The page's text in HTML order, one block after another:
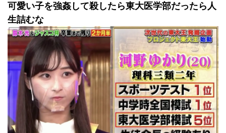
可愛い子を強姦して殺したら東大医学部だったら人
生詰むな